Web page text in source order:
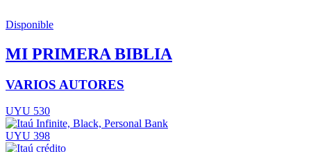
Disponible
MI PRIMERA BIBLIA
VARIOS AUTORES
UYU 530
UYU 398